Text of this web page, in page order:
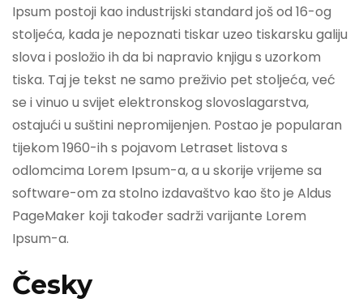
Ipsum postoji kao industrijski standard još od 16-og
stoljeća, kada je nepoznati tiskar uzeo tiskarsku galiju
slova i posložio ih da bi napravio knjigu s uzorkom
tiska. Taj je tekst ne samo preživio pet stoljeća, već
se i vinuo u svijet elektronskog slovoslagarstva,
ostajući u suštini nepromijenjen. Postao je popularan
tijekom 1960-ih s pojavom Letraset listova s
odlomcima Lorem Ipsum-a, a u skorije vrijeme sa
software-om za stolno izdavaštvo kao što je Aldus
PageMaker koji također sadrži varijante Lorem
Ipsum-a.
Česky